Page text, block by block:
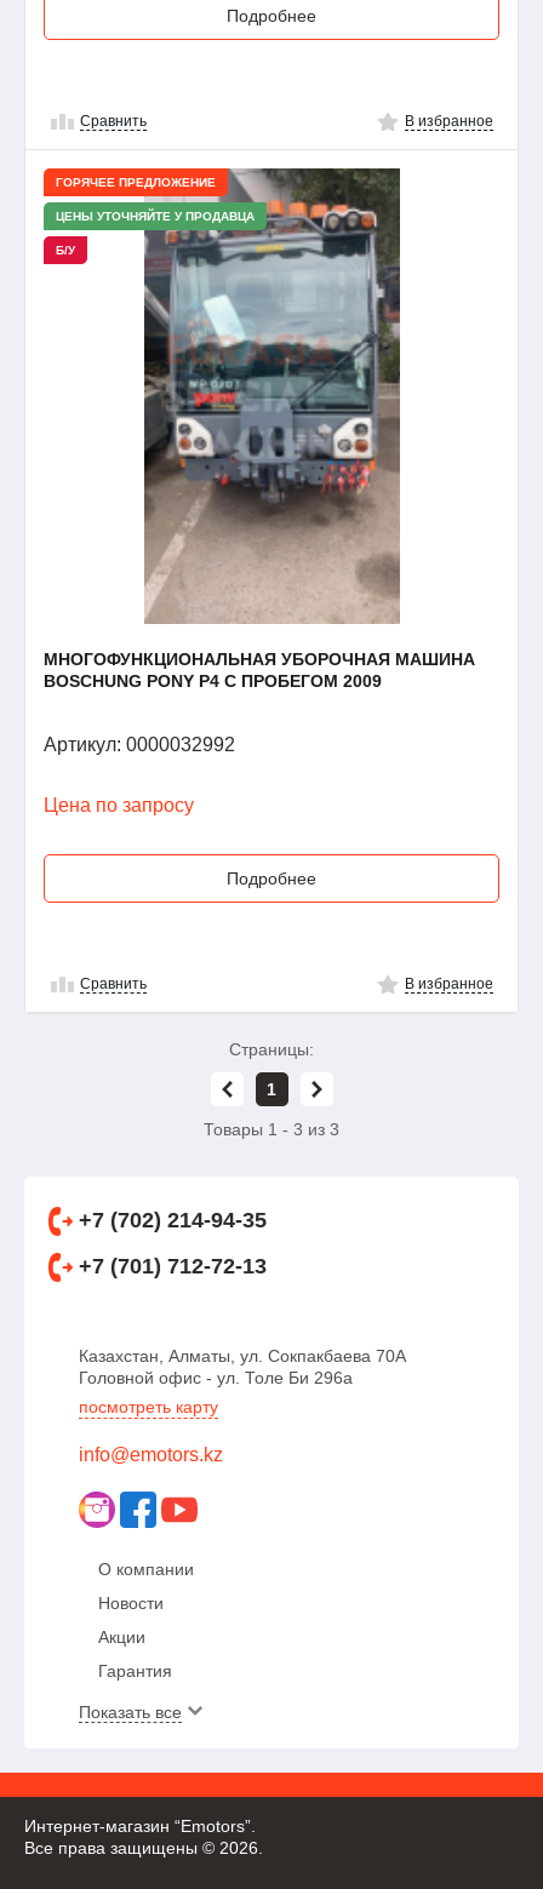
Подробнее
Сравнить В избранное
ГОРЯЧЕЕ ПРЕДЛОЖЕНИЕ
ЦЕНЫ УТОЧНЯЙТЕ У ПРОДАВЦА
Б/У
МНОГОФУНКЦИОНАЛЬНАЯ УБОРОЧНАЯ МАШИНА
BOSCHUNG PONY P4 С ПРОБЕГОМ 2009
Артикул: 0000032992
Цена по запросу
Подробнее
Сравнить В избранное
Товары 1 - 3 из 3
Страницы:
1
+7 (702) 214-94-35
+7 (701) 712-72-13
Казахстан, Алматы, ул. Сокпакбаева 70А
Головной офис - ул. Толе Би 296а
посмотреть карту
info@emotors.kz
О компании
Новости
Акции
Гарантия
Показать все
Интернет-магазин “Emotors”.
Все права защищены © 2026.